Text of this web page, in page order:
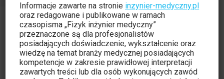
Informacje zawarte na stronie inzynier-medyczny.pl
oraz redagowane i publikowane w ramach
czasopisma „Fizyk inżynier medyczny”
przeznaczone są dla profesjonalistów
posiadających doświadczenie, wykształcenie oraz
wiedzę na temat branży medycznej posiadających
kompetencje w zakresie prawidłowej interpretacji
zawartych treści lub dla osób wykonujących zawód